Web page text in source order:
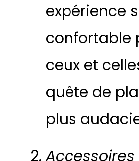
expérience
confortable
ceux et
quête de
plus
Accessoires